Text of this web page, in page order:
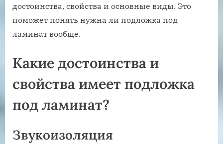
достоинства, свойства и основные виды. Это
поможет понять нужна ли подложка под
ламинат вообще.
Какие достоинства и
свойства имеет подложка
под ламинат?
Звукоизоляция